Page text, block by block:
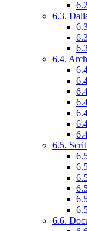
6.3.
6.4.
6.5.
6.6.